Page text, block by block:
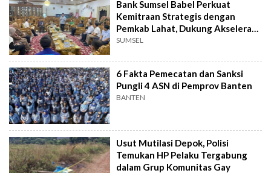
Bank Sumsel Babel Perkuat
Kemitraan Strategis dengan
Pemkab Lahat, Dukung Akselerasi
Ekonomi Daerah
SUMSEL
6 Fakta Pemecatan dan Sanksi
Pungli 4 ASN di Pemprov Banten
BANTEN
Usut Mutilasi Depok, Polisi
Temukan HP Pelaku Tergabung
dalam Grup Komunitas Gay